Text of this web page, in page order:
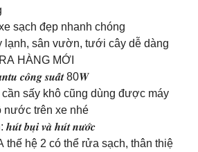
sạch đẹp nhanh chóng
lạnh, sân vườn, tưới cây dễ dàng
HÀNG MỚI
𝒄𝒐̂𝒏𝒈 𝒔𝒖𝒂̂́𝒕 80𝑾
sấy khô cũng dùng được máy
nước trên xe nhé
𝒃𝒖̣𝒊 𝒗𝒂̀ 𝒉𝒖́𝒕 𝒏𝒖̛𝒐̛́𝒄
thế hệ 2 có thể rửa sạch, thân thiệ